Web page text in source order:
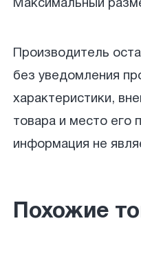
Максимальный
Производитель
без уведомления
характеристики,
товара и место его
информация не
Похожие